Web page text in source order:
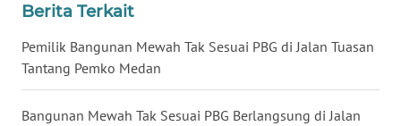
Berita Terkait
Pemilik Bangunan Mewah Tak Sesuai PBG di Jalan Tuasan
Tantang Pemko Medan
Bangunan Mewah Tak Sesuai PBG Berlangsung di Jalan
GORONTALO
WN